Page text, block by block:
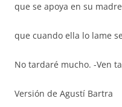
que se apoya en su
que cuando ella lo lame
No tardaré mucho. -Ven
Versión de Agustí Bartra